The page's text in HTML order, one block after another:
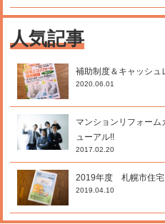
人気記事
補助制度＆キャッシュ
2020.06.01
マンションリフォー
ューアル!!
2017.02.20
2019年度 札幌市住宅
2019.04.10